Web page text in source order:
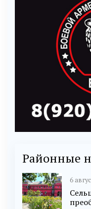
Районные
6